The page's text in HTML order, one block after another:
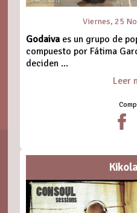
Viernes, 25
Godaiva es un grupo de
compuesto por Fátima
deciden ...
Leer